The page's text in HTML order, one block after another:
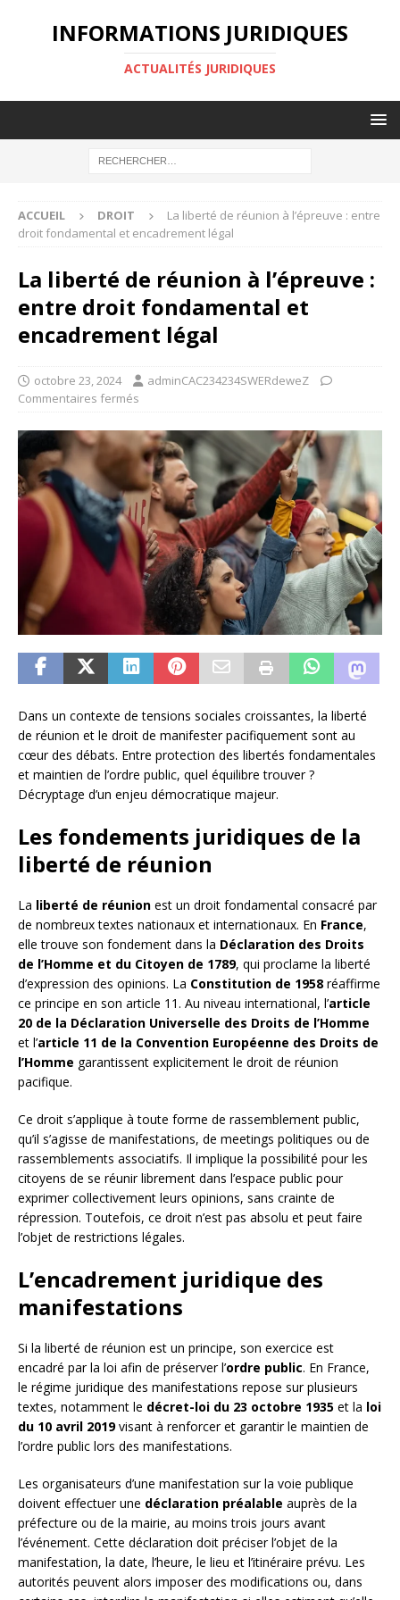
INFORMATIONS JURIDIQUES
ACTUALITÉS JURIDIQUES
ACCUEIL DROIT
La liberté de réunion à l’épreuve : entre
droit fondamental et encadrement légal
La liberté de réunion à l’épreuve :
entre droit fondamental et
encadrement légal
octobre 23, 2024
adminCAC234234SWERdeweZ
Commentaires fermés
Dans un contexte de tensions sociales croissantes, la liberté
de réunion et le droit de manifester pacifiquement sont au
cœur des débats. Entre protection des libertés fondamentales
et maintien de l’ordre public, quel équilibre trouver ?
Décryptage d’un enjeu démocratique majeur.
Les fondements juridiques de la
liberté de réunion
La liberté de réunion est un droit fondamental consacré par
de nombreux textes nationaux et internationaux. En France,
elle trouve son fondement dans la Déclaration des Droits
de l’Homme et du Citoyen de 1789, qui proclame la liberté
d’expression des opinions. La Constitution de 1958 réaffirme
ce principe en son article 11. Au niveau international, l’article
20 de la Déclaration Universelle des Droits de l’Homme
et l’article 11 de la Convention Européenne des Droits de
l’Homme garantissent explicitement le droit de réunion
pacifique.
Ce droit s’applique à toute forme de rassemblement public,
qu’il s’agisse de manifestations, de meetings politiques ou de
rassemblements associatifs. Il implique la possibilité pour les
citoyens de se réunir librement dans l’espace public pour
exprimer collectivement leurs opinions, sans crainte de
répression. Toutefois, ce droit n’est pas absolu et peut faire
l’objet de restrictions légales.
L’encadrement juridique des
manifestations
Si la liberté de réunion est un principe, son exercice est
encadré par la loi afin de préserver l’ordre public. En France,
le régime juridique des manifestations repose sur plusieurs
textes, notamment le décret-loi du 23 octobre 1935 et la loi
du 10 avril 2019visant à renforcer et garantir le maintien de
l’ordre public lors des manifestations.
Les organisateurs d’une manifestation sur la voie publique
doivent effectuer une déclaration préalable auprès de la
préfecture ou de la mairie, au moins trois jours avant
l’événement. Cette déclaration doit préciser l’objet de la
manifestation, la date, l’heure, le lieu et l’itinéraire prévu. Les
autorités peuvent alors imposer des modifications ou, dans